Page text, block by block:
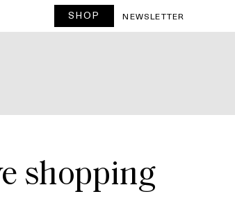
SHOP NEWSLETTER
shopping